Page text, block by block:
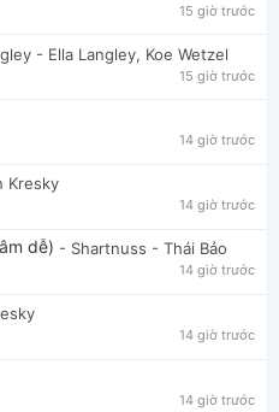
15 giờ trước
- Ella Langley, Koe Wetzel
15 giờ trước
14 giờ trước
Kresky
14 giờ trước
dễ) - Shartnuss - Thái Bảo
14 giờ trước
14 giờ trước
14 giờ trước